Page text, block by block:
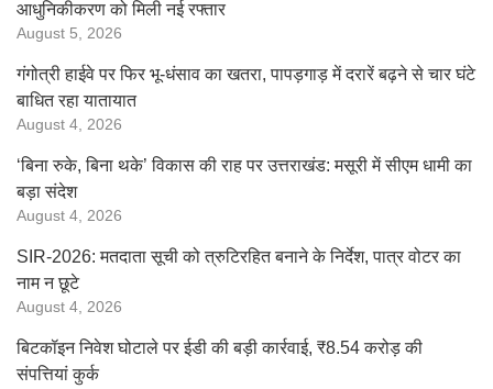
आधुनिकीकरण को मिली नई रफ्तार
August 5, 2026
गंगोत्री हाईवे पर फिर भू-धंसाव का खतरा, पापड़गाड़ में दरारें बढ़ने से चार घंटे
बाधित रहा यातायात
August 4, 2026
‘बिना रुके, बिना थके’ विकास की राह पर उत्तराखंड: मसूरी में सीएम धामी का
बड़ा संदेश
August 4, 2026
SIR-2026: मतदाता सूची को त्रुटिरहित बनाने के निर्देश, पात्र वोटर का
नाम न छूटे
August 4, 2026
बिटकॉइन निवेश घोटाले पर ईडी की बड़ी कार्रवाई, ₹8.54 करोड़ की
संपत्तियां कुर्क